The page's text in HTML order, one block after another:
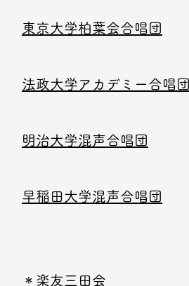
東京大学柏葉会合唱団
法政大学アカデミー合唱団
明治大学混声合唱団
早稲田大学混声合唱団
＊ 楽友三田会